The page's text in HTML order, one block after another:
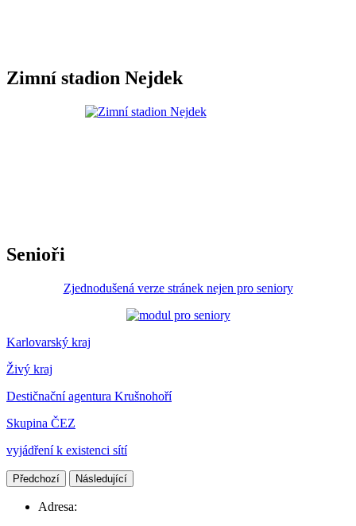
Zimní stadion Nejdek
Senioři
Zjednodušená verze stránek nejen pro seniory
Karlovarský kraj
Živý kraj
Destičnační agentura Krušnohoří
Skupina ČEZ
vyjádření k existenci sítí
Předchozí Následující
Adresa: